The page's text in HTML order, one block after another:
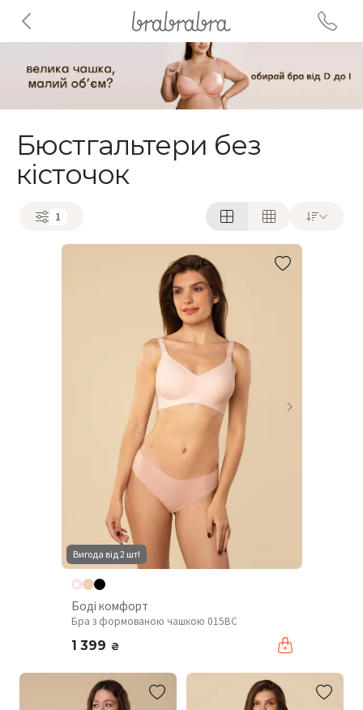
Бюстгальтери без
кісточок
1
Вигода від 2 шт!
Боді комфорт
Бра з формованою чашкою 015BC
1 399 ₴